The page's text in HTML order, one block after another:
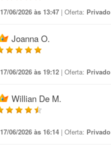
17/06/2026 às 13:47 | Oferta: Privado
Joanna O.
17/06/2026 às 19:12 | Oferta: Privado
Willian De M.
17/06/2026 às 16:14 | Oferta: Privado